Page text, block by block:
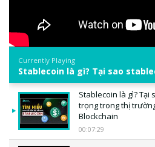
Currently Playing
Stablecoin là gì? Tại
trọng trong thị
Blockchain
00:07:29